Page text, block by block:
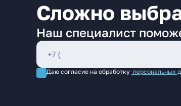
Сложно
Наш специалист
Даю согласие на обработку персональных